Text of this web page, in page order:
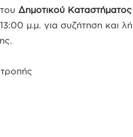
Δημοτικού
μ.μ. για συζήτηση και